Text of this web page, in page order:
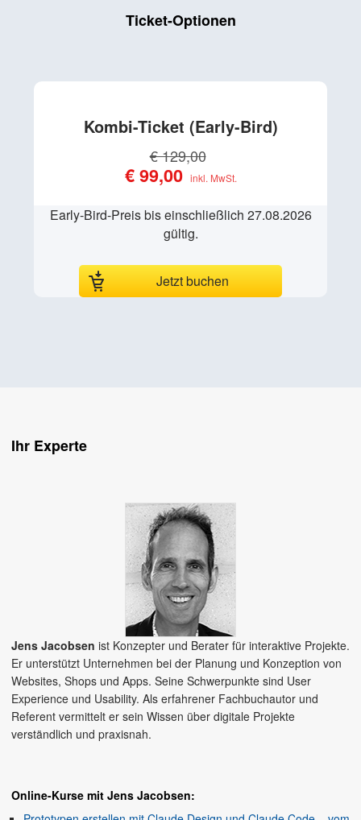
Ticket-Optionen
Kombi-Ticket
€ 129,00
€ 99,00
Early-Bird-Preis bis einschließlich 27.08.2026
gültig.
Jetzt buchen
Ihr Experte
Jens Jacobsen ist Konzepter und Berater für interaktive Projekte.
Er unterstützt Unternehmen bei der Planung und Konzeption von
Websites, Shops und Apps. Seine Schwerpunkte sind User
Experience und Usability. Als erfahrener Fachbuchautor und
Referent vermittelt er sein Wissen über digitale Projekte
verständlich und praxisnah.
Online-Kurse mit Jens Jacobsen: